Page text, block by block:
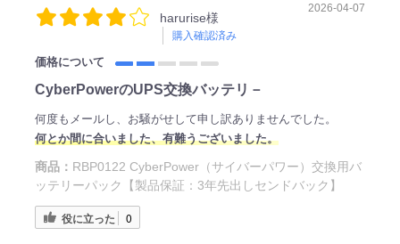
harurise様
購入確認済み
2026-04-07
価格について
CyberPowerのUPS交換バッテリ－
何度もメールし、お騒がせして申し訳ありませんでした。
何とか間に合いました、有難うございました。
商品： RBP0122 CyberPower（サイバーパワー）交換用バ
ッテリーパック【製品保証：3年先出しセンドバック】
役に立った 0